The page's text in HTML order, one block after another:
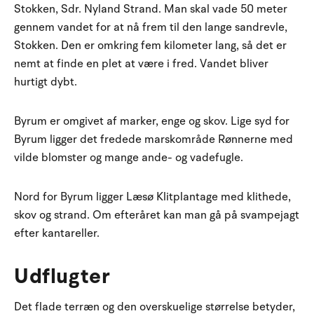
Stokken, Sdr. Nyland Strand. Man skal vade 50 meter
gennem vandet for at nå frem til den lange sandrevle,
Stokken. Den er omkring fem kilometer lang, så det er
nemt at finde en plet at være i fred. Vandet bliver
hurtigt dybt.
Byrum er omgivet af marker, enge og skov. Lige syd for
Byrum ligger det fredede marskområde Rønnerne med
vilde blomster og mange ande- og vadefugle.
Nord for Byrum ligger Læsø Klitplantage med klithede,
skov og strand. Om efteråret kan man gå på svampejagt
efter kantareller.
Udflugter
Det flade terræn og den overskuelige størrelse betyder,